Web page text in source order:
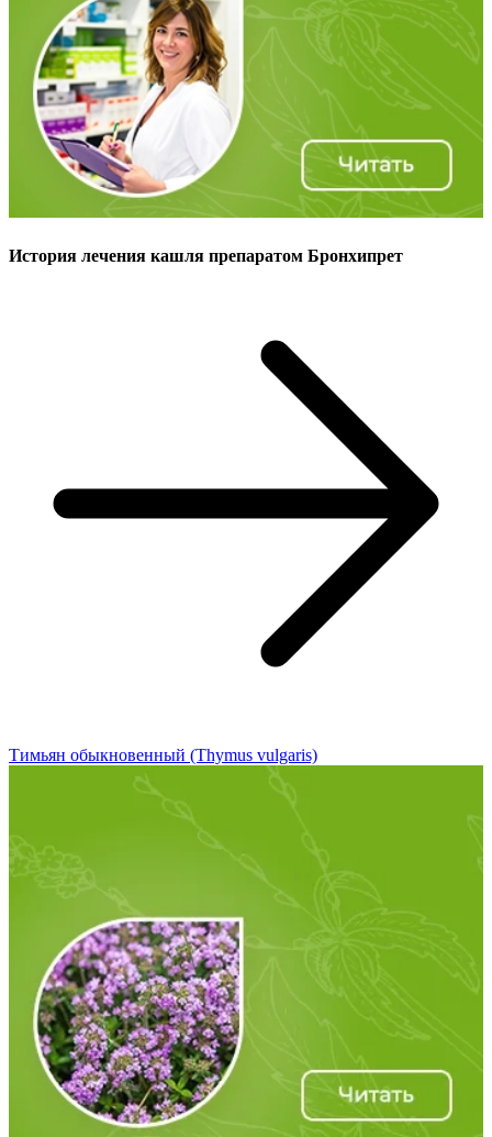
История лечения кашля препаратом Бронхипрет
Тимьян обыкновенный (Thymus vulgaris)